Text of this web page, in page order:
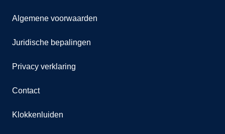
Algemene voorwaarden
Juridische bepalingen
Privacy verklaring
Contact
Klokkenluiden